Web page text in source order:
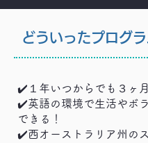
どういったプログ
✔️１年いつからでも３ヶ
✔️英語の環境で生活やボ
できる！
✔️西オーストラリア州の